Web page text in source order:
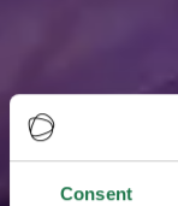
Consent